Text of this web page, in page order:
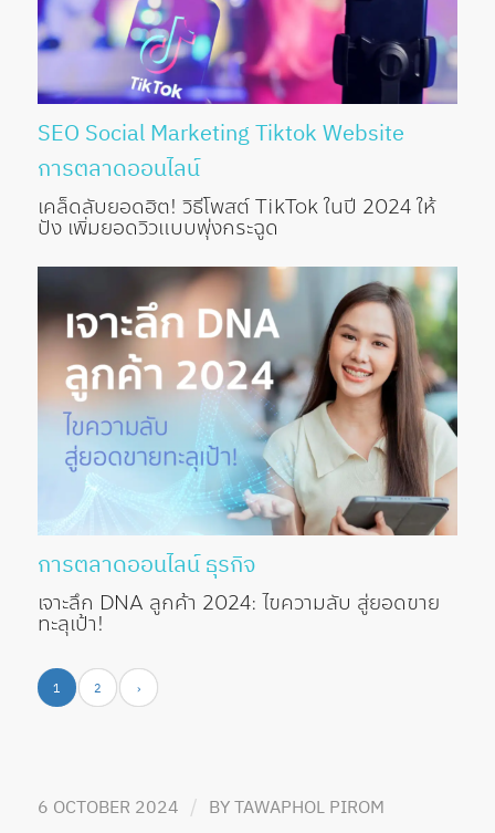
SEO Social Marketing Tiktok Website
การตลาดออนไลน์
เคล็ดลับยอดฮิต! วิธีโพสต์ TikTok ในปี 2024 ให้
ปัง เพิ่มยอดวิวแบบพุ่งกระฉูด
การตลาดออนไลน์ ธุรกิจ
เจาะลึก DNA ลูกค้า 2024: ไขความลับ สู่ยอดขาย
ทะลุเป้า!
1 2 ›
6 OCTOBER 2024 / BYTAWAPHOL PIROM